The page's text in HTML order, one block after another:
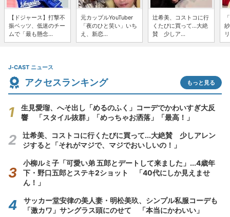
【ドジャース】打撃不
振ベッツ、低迷のチー
ムで「最も懸念...
元カップルYouTuber
「夜のひと笑い」いち
え、新恋...
辻希美、コストコに行
くたびに買って...大絶
賛 少しア...
J-CAST ニュース
アクセスランキング もっと見る
生見愛瑠、へそ出し「めるのふく」コーデでかわいすぎ大反
響 「スタイル抜群」「めっちゃお洒落」「最高！」
辻希美、コストコに行くたびに買って...大絶賛 少しアレン
ジすると「それがマジで、マジでおいしいの！」
小柳ルミ子「可愛い弟 五郎とデートして来ました」...4歳年
下・野口五郎とステキ2ショット 「40代にしか見えませ
ん！」
サッカー堂安律の美人妻・明松美玖、シンプル私服コーデも
「激カワ」サングラス頭にのせて 「本当にかわいい」